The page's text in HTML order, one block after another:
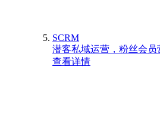
SCRM
潜客私域运营，粉丝会
查看详情